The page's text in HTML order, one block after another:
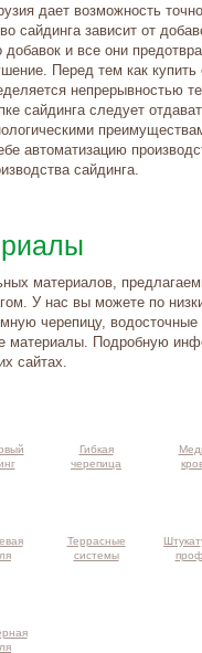
дает возможность
сайдинга зависит от
и все они
Перед тем как
непрерывностью
сайдинга следует
автоматизацию
сайдинга.
материалов,
У нас вы можете по
черепицу,
материалы. Подробную
сайтах.
Гибкая
черепица
Террасные
системы